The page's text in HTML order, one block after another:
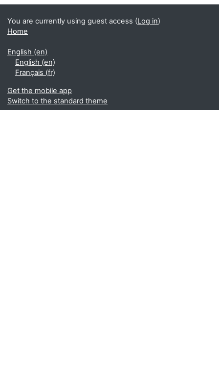
You are currently using guest access (Log in)
Home
English ‎(en)‎
English ‎(en)‎
Français ‎(fr)‎
Get the mobile app
Switch to the standard theme